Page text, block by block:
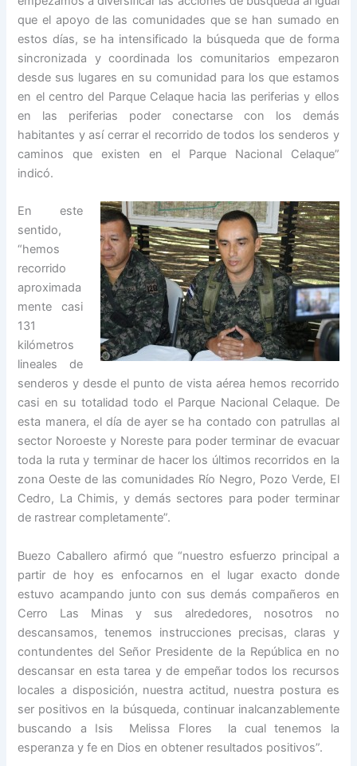
que el apoyo de las comunidades que se han sumado en
estos días, se ha intensificado la búsqueda que de forma
sincronizada y coordinada los comunitarios empezaron
desde sus lugares en su comunidad para los que estamos
en el centro del Parque Celaque hacia las periferias y ellos
en las periferias poder conectarse con los demás
habitantes y así cerrar el recorrido de todos los senderos y
caminos que existen en el Parque Nacional Celaque”
indicó.
En este
sentido,
“hemos
recorrido
aproximada
mente casi
131
kilómetros
lineales de
senderos y desde el punto de vista aérea hemos recorrido
casi en su totalidad todo el Parque Nacional Celaque. De
esta manera, el día de ayer se ha contado con patrullas al
sector Noroeste y Noreste para poder terminar de evacuar
toda la ruta y terminar de hacer los últimos recorridos en la
zona Oeste de las comunidades Río Negro, Pozo Verde, El
Cedro, La Chimis, y demás sectores para poder terminar
de rastrear completamente”.
Buezo Caballero afirmó que “nuestro esfuerzo principal a
partir de hoy es enfocarnos en el lugar exacto donde
estuvo acampando junto con sus demás compañeros en
Cerro Las Minas y sus alrededores, nosotros no
descansamos, tenemos instrucciones precisas, claras y
contundentes del Señor Presidente de la República en no
descansar en esta tarea y de empeñar todos los recursos
locales a disposición, nuestra actitud, nuestra postura es
ser positivos en la búsqueda, continuar inalcanzablemente
buscando a Isis Melissa Flores la cual tenemos la
esperanza y fe en Dios en obtener resultados positivos”.